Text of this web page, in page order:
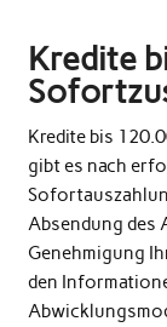
Kredite
Kredite bis
gibt es nach
Absendung
Genehmigung
den